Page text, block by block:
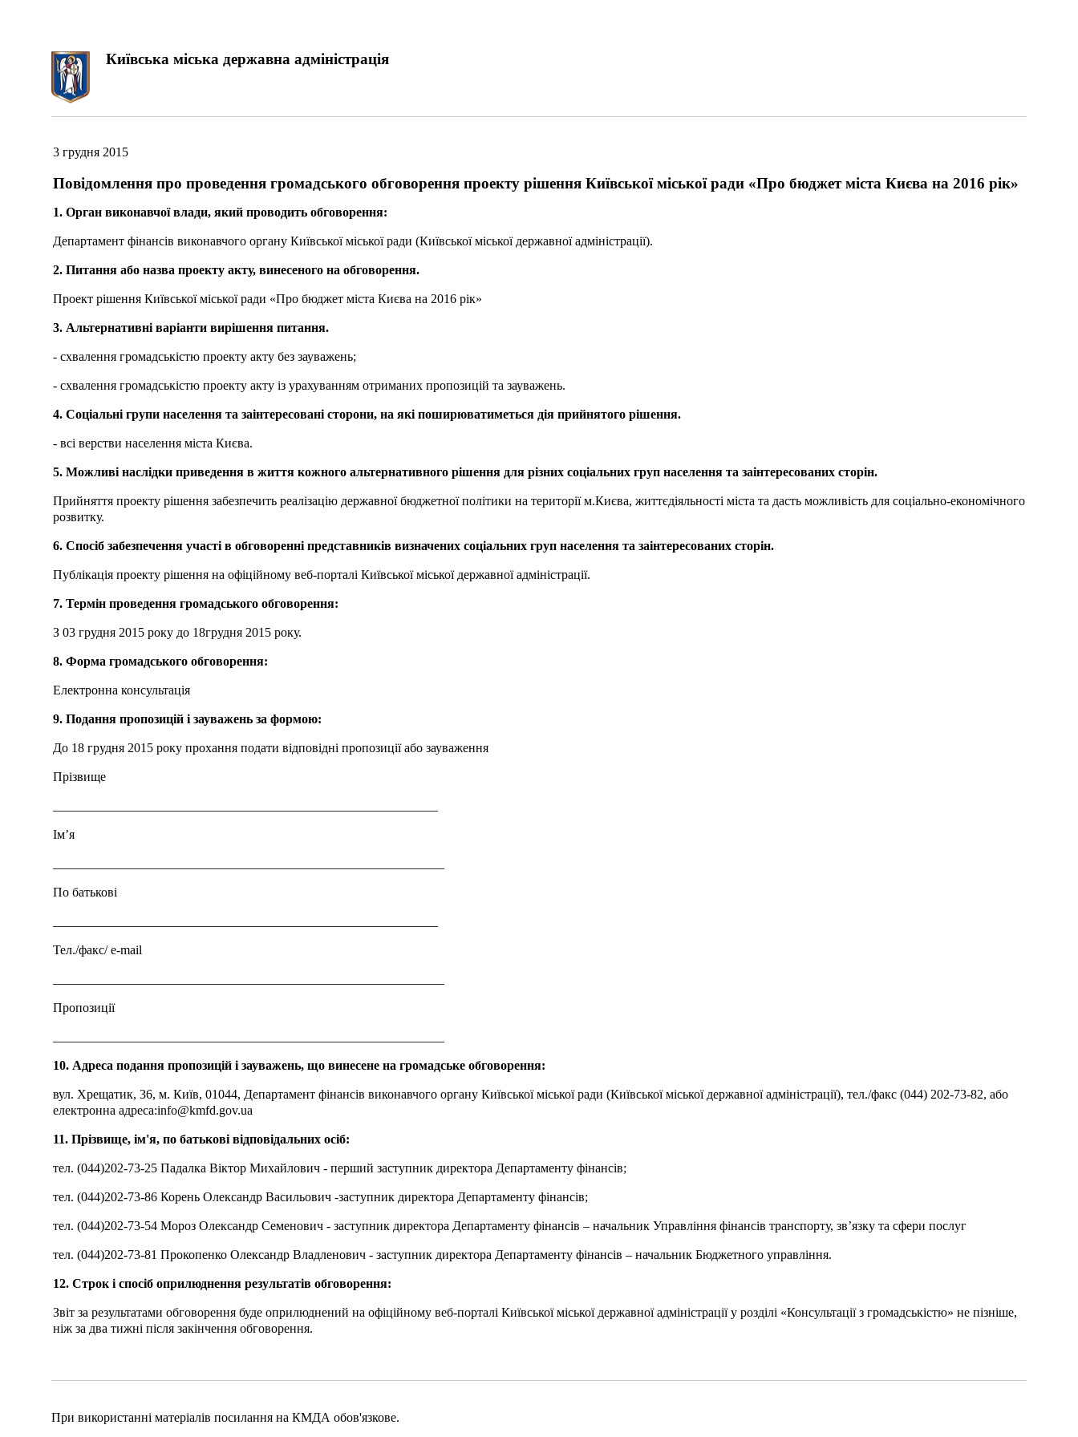
Київська міська державна адміністрація
3 грудня 2015
Повідомлення про проведення громадського обговорення проекту рішення Київської міської ради «Про бюджет міста Києва на 2016 рік»
1. Орган виконавчої влади, який проводить обговорення:
Департамент фінансів виконавчого органу Київської міської ради (Київської міської державної адміністрації).
2. Питання або назва проекту акту, винесеного на обговорення.
Проект рішення Київської міської ради «Про бюджет міста Києва на 2016 рік»
3. Альтернативні варіанти вирішення питання.
- схвалення громадськістю проекту акту без зауважень;
- схвалення громадськістю проекту акту із урахуванням отриманих пропозицій та зауважень.
4. Соціальні групи населення та заінтересовані сторони, на які поширюватиметься дія прийнятого рішення.
- всі верстви населення міста Києва.
5. Можливі наслідки приведення в життя кожного альтернативного рішення для різних соціальних груп населення та заінтересованих сторін.
Прийняття проекту рішення забезпечить реалізацію державної бюджетної політики на території м.Києва, життєдіяльності міста та дасть можливість для соціально-економічного
розвитку.
6. Спосіб забезпечення участі в обговоренні представників визначених соціальних груп населення та заінтересованих сторін.
Публікація проекту рішення на офіційному веб-порталі Київської міської державної адміністрації.
7. Термін проведення громадського обговорення:
З 03 грудня 2015 року до 18грудня 2015 року.
8. Форма громадського обговорення:
Електронна консультація
9. Подання пропозицій і зауважень за формою:
До 18 грудня 2015 року прохання подати відповідні пропозиції або зауваження
Прізвище
Ім’я
По батькові
Тел./факс/ e-mail
Пропозиції
10. Адреса подання пропозицій і зауважень, що винесене на громадське обговорення:
вул. Хрещатик, 36, м. Київ, 01044, Департамент фінансів виконавчого органу Київської міської ради (Київської міської державної адміністрації), тел./факс (044) 202-73-82, або
електронна адреса:info@kmfd.gov.ua
11. Прізвище, ім'я, по батькові відповідальних осіб:
тел. (044)202-73-25 Падалка Віктор Михайлович - перший заступник директора Департаменту фінансів;
тел. (044)202-73-86 Корень Олександр Васильович -заступник директора Департаменту фінансів;
тел. (044)202-73-54 Мороз Олександр Семенович - заступник директора Департаменту фінансів – начальник Управління фінансів транспорту, зв’язку та сфери послуг
тел. (044)202-73-81 Прокопенко Олександр Владленович - заступник директора Департаменту фінансів – начальник Бюджетного управління.
12. Строк і спосіб оприлюднення результатів обговорення:
Звіт за результатами обговорення буде оприлюднений на офіційному веб-порталі Київської міської державної адміністрації у розділі «Консультації з громадськістю» не пізніше,
ніж за два тижні після закінчення обговорення.
При використанні матеріалів посилання на КМДА обов'язкове.